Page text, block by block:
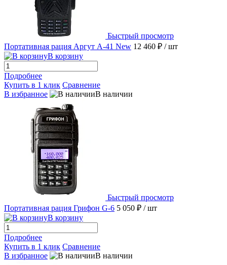
Быстрый просмотр
Портативная рация Аргут А-41 New 12 460 ₽ / шт
В корзину
Подробнее
Купить в 1 клик Сравнение
В избранное
В наличии
Быстрый просмотр
Портативная рация Грифон G-6 5 050 ₽ / шт
В корзину
Подробнее
Купить в 1 клик Сравнение
В избранное
В наличии